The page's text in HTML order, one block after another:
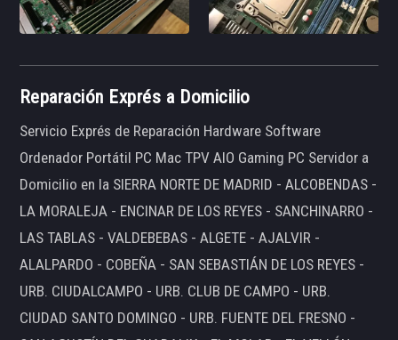
Reparación Exprés a Domicilio
Servicio Exprés de Reparación Hardware Software
Ordenador Portátil PC Mac TPV AIO Gaming PC Servidor a
Domicilio en la SIERRA NORTE DE MADRID - ALCOBENDAS -
LA MORALEJA - ENCINAR DE LOS REYES - SANCHINARRO -
LAS TABLAS - VALDEBEBAS - ALGETE - AJALVIR -
ALALPARDO - COBEÑA - SAN SEBASTIÁN DE LOS REYES -
URB. CIUDALCAMPO - URB. CLUB DE CAMPO - URB.
CIUDAD SANTO DOMINGO - URB. FUENTE DEL FRESNO -